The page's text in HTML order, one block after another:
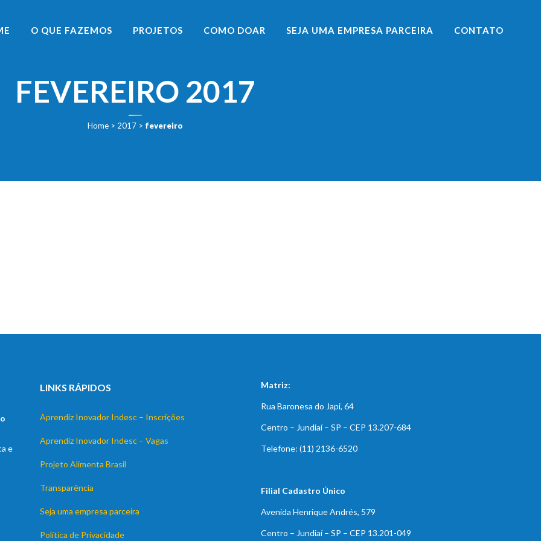
O QUE FAZEMOS PROJETOS COMO DOAR SEJA UMA EMPRESA PARCEIRA CONTATO
FEVEREIRO 2017
Home > 2017 > fevereiro
e
LINKS RÁPIDOS
Aprendiz Inovador Indesc – Inscrições
Aprendiz Inovador Indesc – Vagas
Projeto Alimenta Brasil
Transparência
Seja uma empresa parceira
Política de Privacidade
Matriz:
Rua Baronesa do Japi, 64
Centro – Jundiaí – SP – CEP 13.207-684
Telefone: (11) 2136-6520
Filial Cadastro Único
Avenida Henrique Andrés, 579
Centro – Jundiaí – SP – CEP 13.201-049